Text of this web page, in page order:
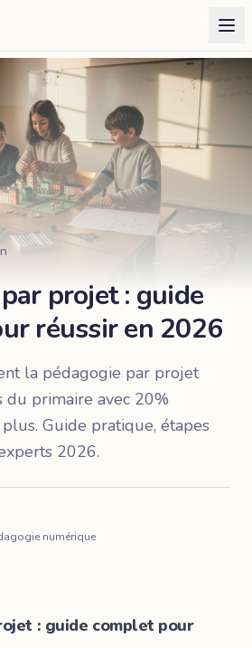
projet : guide
réussir en 2026
la pédagogie par projet
du primaire avec 20%
Guide pratique, étapes
2026.
numérique
: guide complet pour